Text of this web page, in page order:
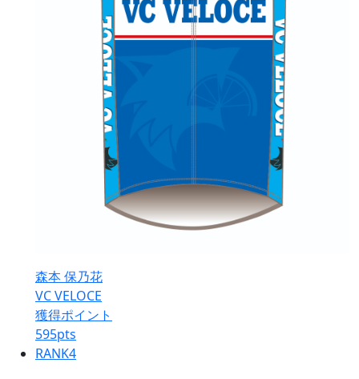
森本 保乃花
VC VELOCE
獲得ポイント
595pts
RANK4